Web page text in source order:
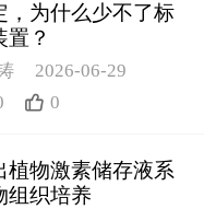
，为什么少不了标
置？
2026-06-29
0
植物激素储存液系
组织培养